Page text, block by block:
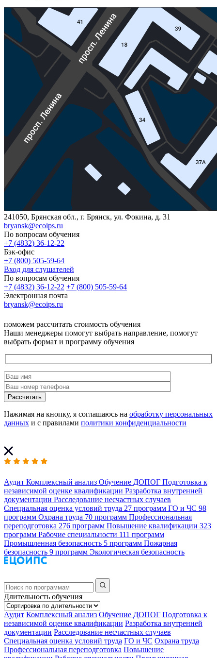
241050, Брянская обл., г. Брянск, ул. Фокина, д. 31
bryansk@ecoips.ru
По вопросам обучения
+7 (4832) 36-12-22
Бэк-офис
+7 (800) 505-59-64
Вход для слушателей
По вопросам обучения
+7 (4832) 36-12-22 +7 (800) 505-59-64
Электронная почта
bryansk@ecoips.ru
поможем рассчитать стоимость обучения
Наши менеджеры помогут выбрать направление, помогут
выбрать формат и программу обучения
Рассчитать
Нажимая на кнопку, я соглашаюсь на обработку персональных
данных и с правилами политики конфиденциальности
Аудит Комплексный анализ Обучение ДОПОГ Подготовка к
независимой оценке квалификации Разработка внутренней
документации Расследование несчастных случаев
Специальная оценка условий труда 27 программ ГО и ЧС 98
программ Охрана труда 70 программ Профессиональная
переподготовка 276 программ Повышение квалификации 323
программ Рабочие специальности 111 программ
Промышленная безопасность 5 программ Пожарная
безопасность 9 программ Экологическая безопасность
Длительность обучения
Аудит Комплексный анализ Обучение ДОПОГ Подготовка к
независимой оценке квалификации Разработка внутренней
документации Расследование несчастных случаев
Специальная оценка условий труда ГО и ЧС Охрана труда
Профессиональная переподготовка Повышение